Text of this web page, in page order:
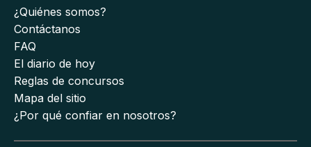
¿Quiénes somos?
Contáctanos
FAQ
El diario de hoy
Reglas de concursos
Mapa del sitio
¿Por qué confiar en nosotros?